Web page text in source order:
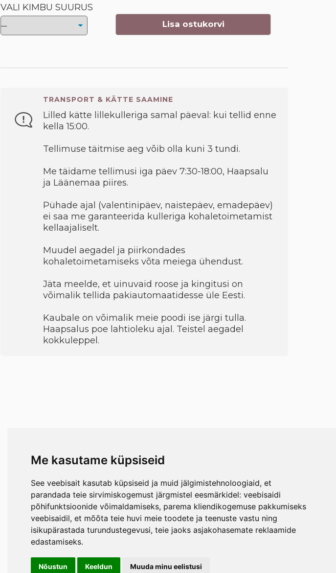
Me kasutame küpsiseid
See veebisait kasutab küpsiseid ja muid jälgimistehnoloogiaid, et
parandada teie sirvimiskogemust järgmistel eesmärkidel: veebisaidi
põhifunktsioonide võimaldamiseks, parema kliendikogemuse pakkumiseks
veebisaidil, et mõõta teie huvi meie toodete ja teenuste vastu ning
isikupärastada turundustegevusi, teie jaoks asjakohasemate reklaamide
edastamiseks.
Nõustun Keeldun Muuda minu eelistusi
VALI KIMBU SUURUS
Lisa ostukorvi
TRANSPORT & KÄTTE SAAMINE
Lilled kätte lillekulleriga samal päeval: kui tellid enne
kella 15:00.
Tellimuse täitmise aeg võib olla kuni 3 tundi.
Me täidame tellimusi iga päev 7:30-18:00, Haapsalu
ja Läänemaa piires.
Pühade ajal (valentinipäev, naistepäev, emadepäev)
ei saa me garanteerida kulleriga kohaletoimetamist
kellaajaliselt.
Muudel aegadel ja piirkondades
kohaletoimetamiseks võta meiega ühendust.
Jäta meelde, et uinuvaid roose ja kingitusi on
võimalik tellida pakiautomaatidesse üle Eesti.
Kaubale on võimalik meie poodi ise järgi tulla.
Haapsalus poe lahtioleku ajal. Teistel aegadel
kokkuleppel.